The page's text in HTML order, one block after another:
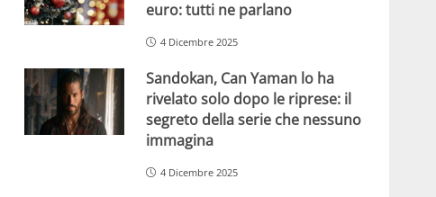
euro: tutti ne parlano
4 Dicembre 2025
Sandokan, Can Yaman lo ha
rivelato solo dopo le riprese: il
segreto della serie che nessuno
immagina
4 Dicembre 2025